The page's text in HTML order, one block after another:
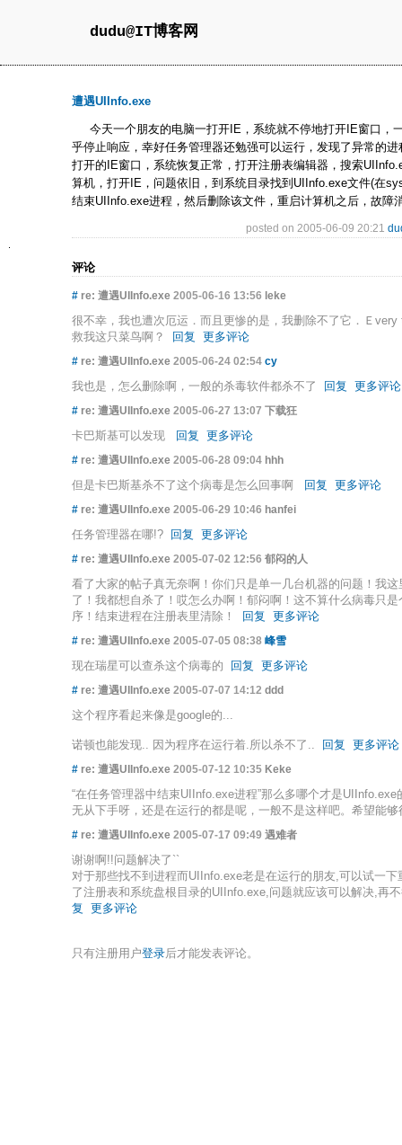
dudu@IT博客网
遭遇UIInfo.exe
今天一个朋友的电脑一打开IE，系统就不停地打开IE窗口，
乎停止响应，幸好任务管理器还勉强可以运行，发现了异常的
打开的IE窗口，系统恢复正常，打开注册表编辑器，搜索
算机，打开IE，问题依旧，到系统目录找到UIInfo.exe文件(在
结束UIInfo.exe进程，然后删除该文件，重启计算机之后，故障
posted on 2005-06-09 20:21
评论
# re: 遭遇UIInfo.exe 2005-06-16 13:56 leke
很不幸，我也遭次厄运．而且更惨的是，我删除不了它．Ｅ
救我这只菜鸟啊？
回复 更多评论
# re: 遭遇UIInfo.exe 2005-06-24 02:54 cy
我也是，怎么删除啊，一般的杀毒软件都杀不了 回复 更多评论
# re: 遭遇UIInfo.exe 2005-06-27 13:07 下载狂
卡巴斯基可以发现 回复 更多评论
# re: 遭遇UIInfo.exe 2005-06-28 09:04 hhh
但是卡巴斯基杀不了这个病毒是怎么回事啊 回复 更多评论
# re: 遭遇UIInfo.exe 2005-06-29 10:46 hanfei
任务管理器在哪!? 回复 更多评论
# re: 遭遇UIInfo.exe 2005-07-02 12:56 郁闷的人
看了大家的帖子真无奈啊！你们只是单一几台机器的问题！我
了！我都想自杀了！哎怎么办啊！郁闷啊！这不算什么病毒只
序！结束进程在注册表里清除！
回复 更多评论
# re: 遭遇UIInfo.exe 2005-07-05 08:38 峰雪
现在瑞星可以查杀这个病毒的 回复 更多评论
# re: 遭遇UIInfo.exe 2005-07-07 14:12 ddd
这个程序看起来像是google的...
诺顿也能发现.. 因为程序在运行着.所以杀不了.. 回复 更多评论
# re: 遭遇UIInfo.exe 2005-07-12 10:35 Keke
“在任务管理器中结束UIInfo.exe进程”那么多哪个才是
无从下手呀，还是在运行的都是呢，一般不是这样吧。希望能
# re: 遭遇UIInfo.exe 2005-07-17 09:49 遇难者
谢谢啊!!问题解决了``
对于那些找不到进程而UIInfo.exe老是在运行的朋友,可以试一
了注册表和系统盘根目录的UIInfo.exe,问题就应该可以解决,再
复 更多评论
只有注册用户登录后才能发表评论。